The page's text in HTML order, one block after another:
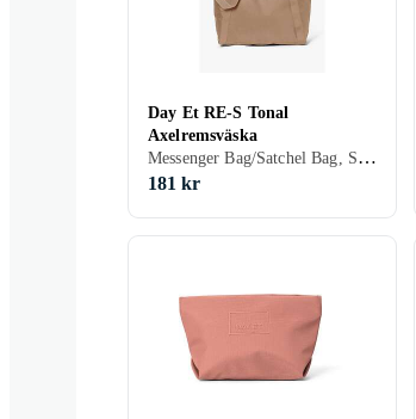
Day Et RE-S Tonal
Axelremsväska
Messenger Bag/Satchel Bag, Svart, Grå, Brun, Grön, Beige, Rosa, Khaki
181 kr